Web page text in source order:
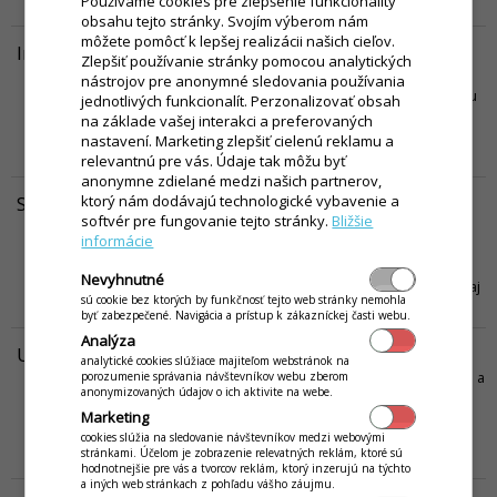
údajov v aplikácii iKelp Jedáleň. Viac...
Inštalácia / aktualizácia aplikácie
Nová inštalácia, alebo aktualizácia staršej verzie aplikácie iKelp
Jedáleň pozostáva z tých istých krokov: Stiahnite si najnovšiu verziu
aplikácie v sekcii Stiahnuť. Po stiahnutí spustite inštalačný balíček
dvojitým kliknutím ľavým tlačidlom. Po úspešnej inštalácii aplikácie
nájdete na pracovnej ploche...Viac...
Stravovacie zvyklosti stravníkov
Pod pojmom STRAVOVACIE ZVYKLOSTI budeme rozumieť akési
zvyky stravníkov pri chodení na stravu. To znamená, že ak stravník
napríklad chodí na stravu pravidelne každý pracovný týždeň okrem
pondelka, je to jeho stravovacia zvyklosť. Tak isto môžeme nazvať aj
fakt, že stravník si vždy objedná jedlo číslo...Viac...
Užívatelia
Okno Užívatelia zobrazíte kliknutím na Nastavenia v hlavnom menu a
následne kliknite na možnosť Užívatelia (heslá) . V tomto okne
môžete vytvárať nových užívateľov, ktorí sa môžu prihlasovať a
pracovať s aplikáciou iKelp Jedáleň. Následne je meno tohto
užívateľa viditeľné na všetkých dokladoch, ktoré... Viac...
obsahu tejto stránky. Svojím výberom nám
môžete pomôcť k lepšej realizácii našich cieľov.
Zlepšiť používanie stránky pomocou analytických
nástrojov pre anonymné sledovania používania
jednotlivých funkcionalít. Perzonalizovať obsah
na základe vašej interakci a preferovaných
nastavení. Marketing zlepšiť cielenú reklamu a
relevantnú pre vás. Údaje tak môžu byť
anonymne zdielané medzi našich partnerov,
ktorý nám dodávajú technologické vybavenie a
softvér pre fungovanie tejto stránky.Bližšie
informácie
Nevyhnutné
sú cookie bez ktorých by funkčnosť tejto web stránky nemohla
byť zabezpečené. Navigácia a prístup k zákazníckej časti webu.
Analýza
analytické cookies slúžiace majiteľom webstránok na
porozumenie správania návštevníkov webu zberom
anonymizovaných údajov o ich aktivite na webe.
Marketing
cookies slúžia na sledovanie návštevníkov medzi webovými
stránkami. Účelom je zobrazenie relevatných reklám, ktoré sú
hodnotnejšie pre vás a tvorcov reklám, ktorý inzerujú na týchto
a iných web stránkach z pohľadu vášho záujmu.